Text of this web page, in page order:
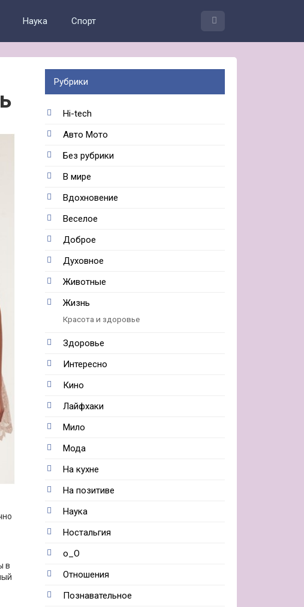
Наука Спорт
в
Рубрики
Hi-tech
Авто Мото
Без рубрики
В мире
Вдохновение
Веселое
Доброе
Духовное
Животные
Жизнь
Красота и здоровье
Здоровье
Интересно
Кино
Лайфхаки
Мило
Мода
На кухне
На позитиве
Наука
Ностальгия
о_О
Отношения
Познавательное